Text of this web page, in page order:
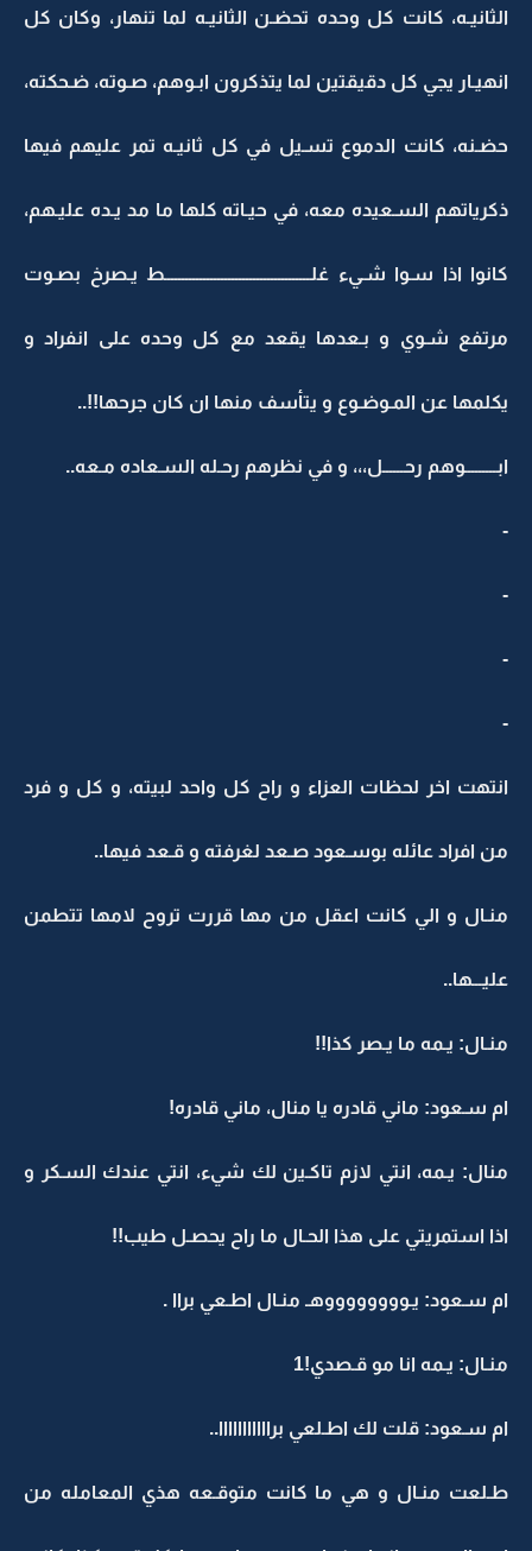
الثانيـه، كانت كل وحده تحضـن الثانيـه لما تنهار، وكان كل
انهيـار يجي كل دقيقتين لما يتذكرون ابـوهم، صـوته، ضـحكته،
حضـنه، كانت الدموع تسـيل في كل ثانيـه تمر عليهم فيها
ذكرياتهم السـعيده معه، في حيـاته كلها ما مد يـده عليـهم،
كانوا اذا سـوا شـيء غلـــــــــــــــــــــــــــــــــــــــــط يـصرخ بصـوت
مرتفع شـوي و بـعدها يقعد مع كل وحده على انفراد و
يكلمها عن المـوضـوع و يتأسف منها ان كان جرحها!!..
ابـــــــــوهم رحــــــل،،، و في نظرهم رحـله السـعاده مـعه..
انتهت اخر لحظات العزاء و راح كل واحد لبيته، و كل و فرد
من افراد عائله بوسـعود صـعد لغرفته و قـعد فيها..
منـال و الي كانت اعقل من مها قررت تروح لامها تتطمن
عليـــها..
منـال: يـمه ما يـصر كذا!!
ام سـعود: ماني قادره يا منال، ماني قادره!
منال: يـمه، انتي لازم تاكـين لك شيء، انتي عندك السـكر و
اذا استمريتي على هذا الحـال ما راح يحصـل طيب!!
ام سـعود: يـووووووووهـ منـال اطـعي براا .
منـال: يـمه انا مو قـصدي!1
ام سـعود: قلت لك اطـلعي برااااااااااا..
طـلعت منـال و هي ما كانت متوقـعه هذي المعامله من